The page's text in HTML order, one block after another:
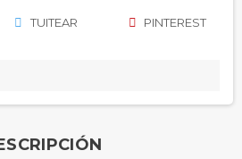
TUITEAR PINTEREST